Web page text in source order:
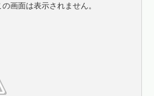
画面は表示されません。